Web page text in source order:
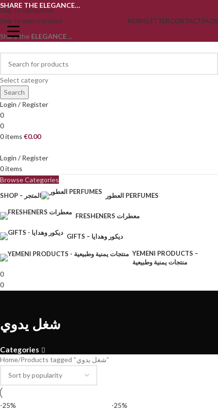
Skip to navigation
Skip to main content
SHARE THE ELEGANCE…
NEWSLETTERCONTACTFAQS
Share the ELEGANCE ...
Select category
Search
Login / Register
0
0
0items €0.00
Login / Register
0items
Browse Categories
SHOP – المتجر العطور PERFUMES
FRESHENERS معطرات
GIFTS – ديكور وهدايا
YEMENI PRODUCTS –
منتجات يمنية وطبيعية
0
0
شغل يدوي
Categories
Home Products tagged “شغل يدوي”
-25% -25%